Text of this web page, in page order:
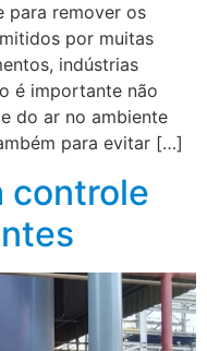
para remover os
por muitas
indústrias
é importante não
do ar no ambiente
para evitar […]
controle